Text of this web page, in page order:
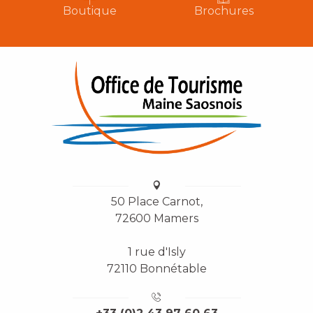
Boutique Brochures
50 Place Carnot,
72600 Mamers
1 rue d'Isly
72110 Bonnétable